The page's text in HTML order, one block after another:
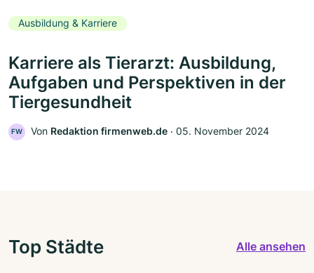
Ausbildung & Karriere
Karriere als Tierarzt: Ausbildung,
Aufgaben und Perspektiven in der
Tiergesundheit
FW Von Redaktion firmenweb.de ‧ 05. November 2024
Top Städte Alle ansehen